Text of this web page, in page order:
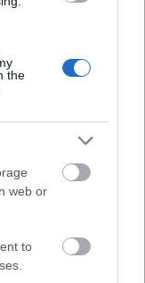
the
web or
to
pitää hiihtää
1,5
varsinaisia
on
tällä
kerran
en
muut ovat,